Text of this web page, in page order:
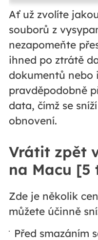
Ať už zvolíte
souborů z
nezapomeňte
ihned po ztrátě
dokumentů nebo
pravděpodobně
data, čímž se
obnovení.
Vrátit zpět
na Macu [5
Zde je několik
můžete účinně
Před smazáním